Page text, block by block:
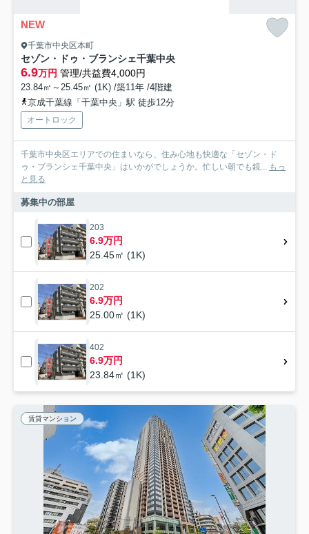
NEW
千葉市中央区本町
セゾン・ドゥ・ブランシェ千葉中央
6.9万円 管理/共益費4,000円
23.84㎡～25.45㎡ (1K) /築11年 /4階建
京成千葉線「千葉中央」駅 徒歩12分
オートロック
千葉市中央区エリアでの住まいなら、住み心地も快適な「セゾン・ド
ゥ・ブランシェ千葉中央」はいかがでしょうか。忙しい朝でも鏡... もっ
と見る
募集中の部屋
203
6.9万円
25.45㎡ (1K)
202
6.9万円
25.00㎡ (1K)
402
6.9万円
23.84㎡ (1K)
賃貸マンション